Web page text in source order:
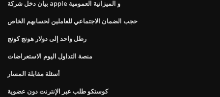
بيان دخل شركة apple و الميزانية العمومية
حجب الضمان الاجتماعي للعاملين لحسابهم الخاص
رطل واحد إلى دولار هونج كونج
منصة التداول اليوم الاستعراضات
أسئلة مقابلة المسار
كوستكو طلب عبر الإنترنت دون عضوية